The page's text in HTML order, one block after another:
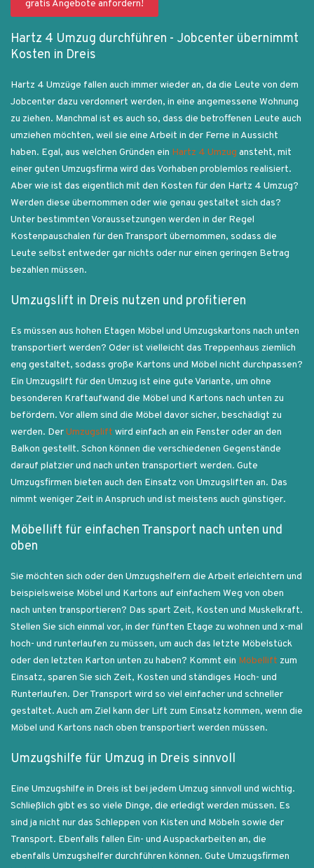
gratis Angebote anfordern!
Hartz 4 Umzug durchführen - Jobcenter übernimmt
Kosten in Dreis
Hartz 4 Umzüge fallen auch immer wieder an, da die Leute von dem
Jobcenter dazu verdonnert werden, in eine angemessene Wohnung
zu ziehen. Manchmal ist es auch so, dass die betroffenen Leute auch
umziehen möchten, weil sie eine Arbeit in der Ferne in Aussicht
haben. Egal, aus welchen Gründen ein Hartz 4 Umzug ansteht, mit
einer guten Umzugsfirma wird das Vorhaben problemlos realisiert.
Aber wie ist das eigentlich mit den Kosten für den Hartz 4 Umzug?
Werden diese übernommen oder wie genau gestaltet sich das?
Unter bestimmten Voraussetzungen werden in der Regel
Kostenpauschalen für den Transport übernommen, sodass die
Leute selbst entweder gar nichts oder nur einen geringen Betrag
bezahlen müssen.
Umzugslift in Dreis nutzen und profitieren
Es müssen aus hohen Etagen Möbel und Umzugskartons nach unten
transportiert werden? Oder ist vielleicht das Treppenhaus ziemlich
eng gestaltet, sodass große Kartons und Möbel nicht durchpassen?
Ein Umzugslift für den Umzug ist eine gute Variante, um ohne
besonderen Kraftaufwand die Möbel und Kartons nach unten zu
befördern. Vor allem sind die Möbel davor sicher, beschädigt zu
werden. DerUmzugslift wird einfach an ein Fenster oder an den
Balkon gestellt. Schon können die verschiedenen Gegenstände
darauf platzier und nach unten transportiert werden. Gute
Umzugsfirmen bieten auch den Einsatz von Umzugsliften an. Das
nimmt weniger Zeit in Anspruch und ist meistens auch günstiger.
Möbellift für einfachen Transport nach unten und
oben
Sie möchten sich oder den Umzugshelfern die Arbeit erleichtern und
beispielsweise Möbel und Kartons auf einfachem Weg von oben
nach unten transportieren? Das spart Zeit, Kosten und Muskelkraft.
Stellen Sie sich einmal vor, in der fünften Etage zu wohnen und x-mal
hoch- und runterlaufen zu müssen, um auch das letzte Möbelstück
oder den letzten Karton unten zu haben? Kommt ein Möbellift zum
Einsatz, sparen Sie sich Zeit, Kosten und ständiges Hoch- und
Runterlaufen. Der Transport wird so viel einfacher und schneller
gestaltet. Auch am Ziel kann der Lift zum Einsatz kommen, wenn die
Möbel und Kartons nach oben transportiert werden müssen.
Umzugshilfe für Umzug in Dreis sinnvoll
Eine Umzugshilfe in Dreis ist bei jedem Umzug sinnvoll und wichtig.
Schließlich gibt es so viele Dinge, die erledigt werden müssen. Es
sind ja nicht nur das Schleppen von Kisten und Möbeln sowie der
Transport. Ebenfalls fallen Ein- und Auspackarbeiten an, die
ebenfalls Umzugshelfer durchführen können. Gute Umzugsfirmen